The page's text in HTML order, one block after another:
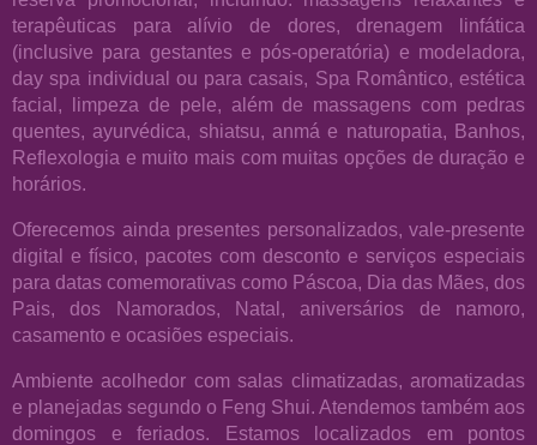
terapêuticas para alívio de dores, drenagem linfática
(inclusive para gestantes e pós-operatória) e modeladora,
day spa individual ou para casais, Spa Romântico, estética
facial, limpeza de pele, além de massagens com pedras
quentes, ayurvédica, shiatsu, anmá e naturopatia, Banhos,
Reflexologia e muito mais com muitas opções de duração e
horários.
Oferecemos ainda presentes personalizados, vale-presente
digital e físico, pacotes com desconto e serviços especiais
para datas comemorativas como Páscoa, Dia das Mães, dos
Pais, dos Namorados, Natal, aniversários de namoro,
casamento e ocasiões especiais.
Ambiente acolhedor com salas climatizadas, aromatizadas
e planejadas segundo o Feng Shui. Atendemos também aos
domingos e feriados. Estamos localizados em pontos